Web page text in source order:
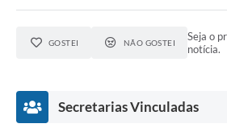
GOSTEI NÃO GOSTEI
Seja o
notícia.
Secretarias Vinculadas